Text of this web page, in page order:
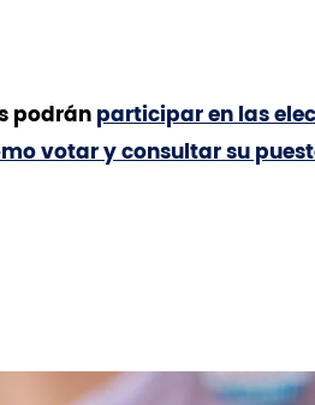
podrán participar en las
votar y consultar su